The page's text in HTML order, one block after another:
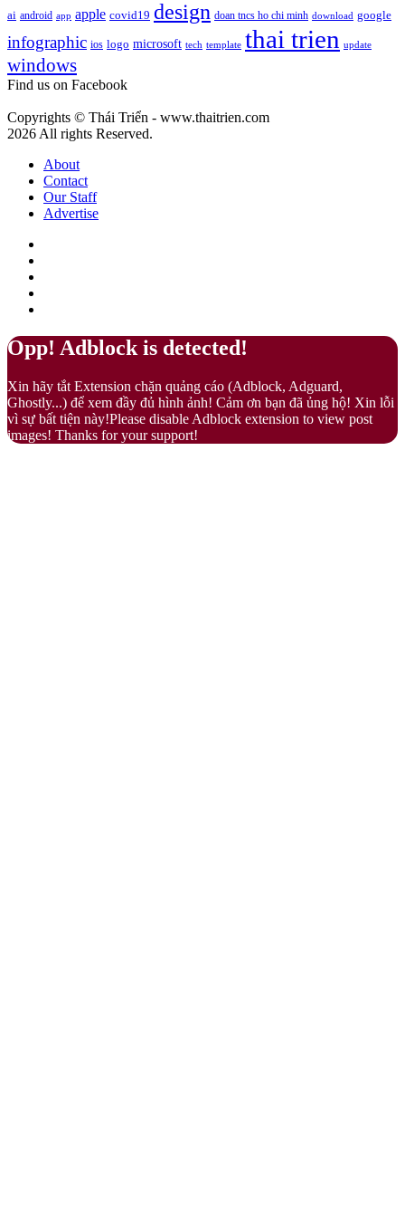
ý
nghĩa
gì?
1023
Fuzz
–
Màu
sự
nhã
ai android app apple covid19 design doan tncs ho chi minh download google
infographic ios logo microsoft tech template thai trien update
windows
Find us on Facebook
Copyrights © Thái Triển - www.thaitrien.com
2026 All rights Reserved.
About
Contact
Our Staff
Advertise
Back
to
button
Close
Opp! Adblock is detected!
Xin hãy tắt Extension chặn quảng cáo (Adblock, Adguard,
Ghostly...) để xem đầy đủ hình ảnh! Cảm ơn bạn đã ủng hộ! Xin lỗi
vì sự bất tiện này!Please disable Adblock extension to view post
images! Thanks for your support!